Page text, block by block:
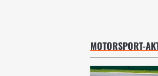
MOTORSPORT-